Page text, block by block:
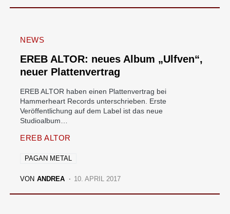
NEWS
EREB ALTOR: neues Album „Ulfven“,
neuer Plattenvertrag
EREB ALTOR haben einen Plattenvertrag bei
Hammerheart Records unterschrieben. Erste
Veröffentlichung auf dem Label ist das neue
Studioalbum…
EREB ALTOR
PAGAN METAL
VON ANDREA 10. APRIL 2017